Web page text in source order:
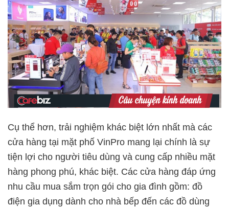
Cụ thể hơn, trải nghiệm khác biệt lớn nhất mà các
cửa hàng tại mặt phố VinPro mang lại chính là sự
tiện lợi cho người tiêu dùng và cung cấp nhiều mặt
hàng phong phú, khác biệt. Các cửa hàng đáp ứng
nhu cầu mua sắm trọn gói cho gia đình gồm: đồ
điện gia dụng dành cho nhà bếp đến các đồ dùng